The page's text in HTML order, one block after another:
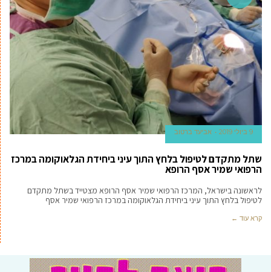
9 ביולי 2019 אביעד ברטוב
שתל מתקדם לטיפול בלחץ התוך עיני ביחידת הגלאוקומה במרכז
הרפואי שמיר אסף הרופא
לראשונה בישראל, המרכז הרפואי שמיר אסף הרופא מצטייד בשתל מתקדם
לטיפול בלחץ התוך עיני ביחידת הגלאוקומה במרכז הרפואי שמיר אסף
קרא עוד ←